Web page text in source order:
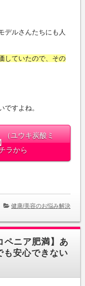
デルさんたちにも人
していたので、その
ですよね。
（ユウキ炭酸ミ
ラから
健康/美容のお悩み解決
ペニア肥満】あ
も安心できない